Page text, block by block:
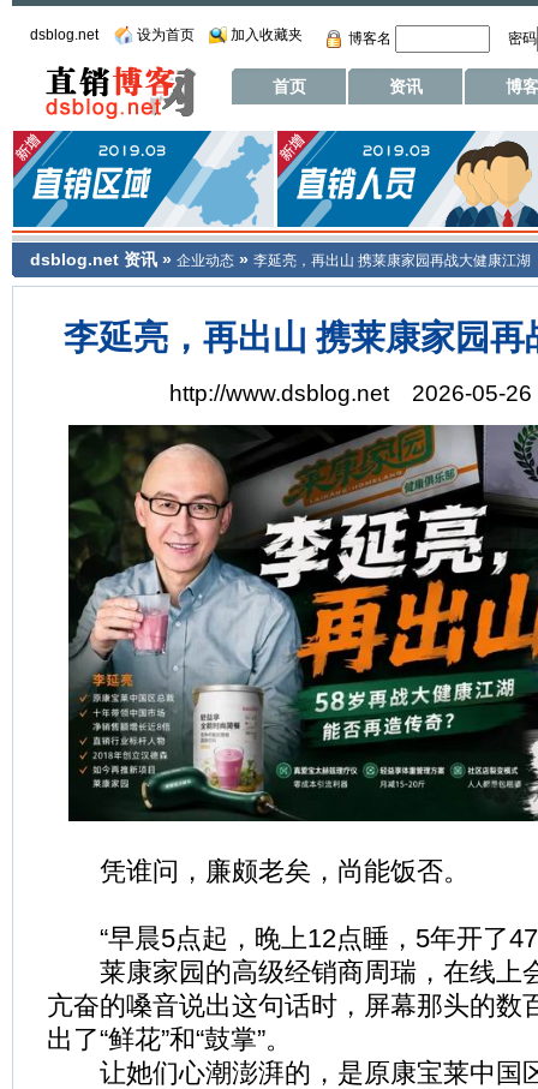
dsblog.net 设为首页 加入收藏夹 博客名 密码
首页 资讯 博客
dsblog.net 资讯 » 企业动态 » 李延亮，再出山 携莱康家园再战大健康江湖
李延亮，再出山 携莱康家园再
http://www.dsblog.net 2026-05-26
凭谁问，廉颇老矣，尚能饭否。
“早晨5点起，晚上12点睡，5年开了47
莱康家园的高级经销商周瑞，在线上
亢奋的嗓音说出这句话时，屏幕那头的数
出了“鲜花”和“鼓掌”。
让她们心潮澎湃的，是原康宝莱中国